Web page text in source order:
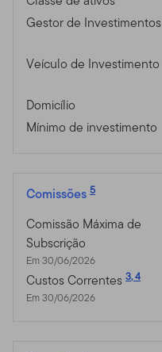
Gestor de Investimentos
Veículo de Investimento
Domicílio
Mínimo de investimento
Comissões 5
Comissão Máxima de
Subscrição
Em 30/06/2026
Custos Correntes 3,4
Em 30/06/2026